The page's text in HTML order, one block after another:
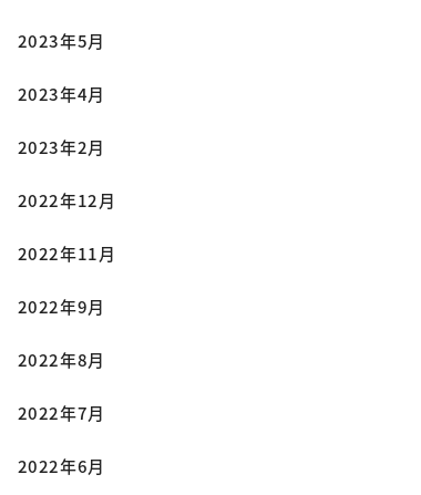
2023年5月
2023年4月
2023年2月
2022年12月
2022年11月
2022年9月
2022年8月
2022年7月
2022年6月